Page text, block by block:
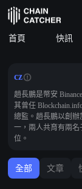
首頁 快訊
cz
趙長鵬是幣安
其曾任
總監。趙長鵬以創辦
一，兩人共育有兩名
位。
全部 文章